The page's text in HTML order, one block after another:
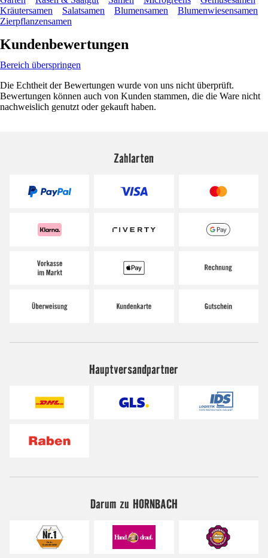
Kräutersamen
Salatsamen Blumensamen
Blumenwiesensamen
Zierpflanzensamen
Kundenbewertungen
Bereich überspringen
Die Echtheit der Bewertungen wurde von uns nicht überprüft.
Bewertungen können auch von Kunden stammen, die die Ware nicht
nachweislich genutzt oder gekauft haben.
Zahlarten
Hauptversandpartner
Darum zu HORNBACH